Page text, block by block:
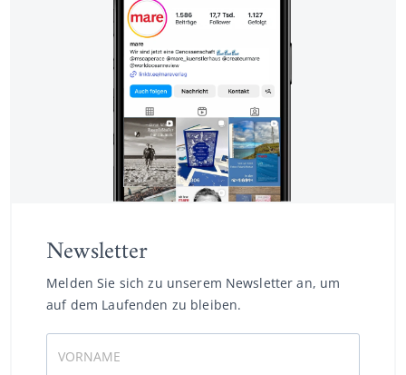
Newsletter
Melden Sie sich zu unserem Newsletter an, um
auf dem Laufenden zu bleiben.